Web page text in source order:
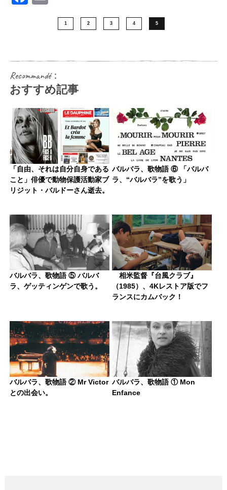
1 2 3 4 5
Recommandé：
おすすめ記事
「自由、それは自分自身である
こと」俳優で動物保護活動家ブ
リジット・バルドーさん逝去。
バルバラ、歌物語 ⑥ 「バルバ
ラ、“バルバラ”を歌う」
バルバラ、歌物語 ⑤ バルバ
ラ、ゲッティンゲンで歌う。
相米監督『台風クラブ』
（1985）、4Kレストア版でフ
ランスにカムバック！
バルバラ、歌物語 ② Mr Victor
との出会い。
バルバラ、歌物語 ① Mon
Enfance